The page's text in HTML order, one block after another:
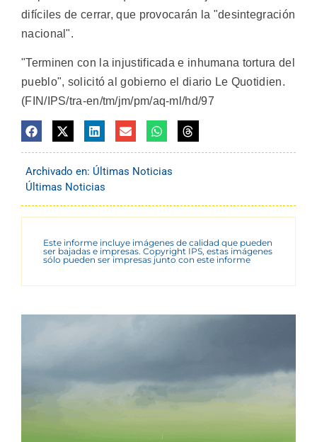
difíciles de cerrar, que provocarán la "desintegración
nacional".
"Terminen con la injustificada e inhumana tortura del
pueblo", solicitó al gobierno el diario Le Quotidien.
(FIN/IPS/tra-en/tm/jm/pm/aq-ml/hd/97
Archivado en: Últimas Noticias
Últimas Noticias
Este informe incluye imágenes de calidad que pueden
ser bajadas e impresas. Copyright IPS, estas imágenes
sólo pueden ser impresas junto con este informe